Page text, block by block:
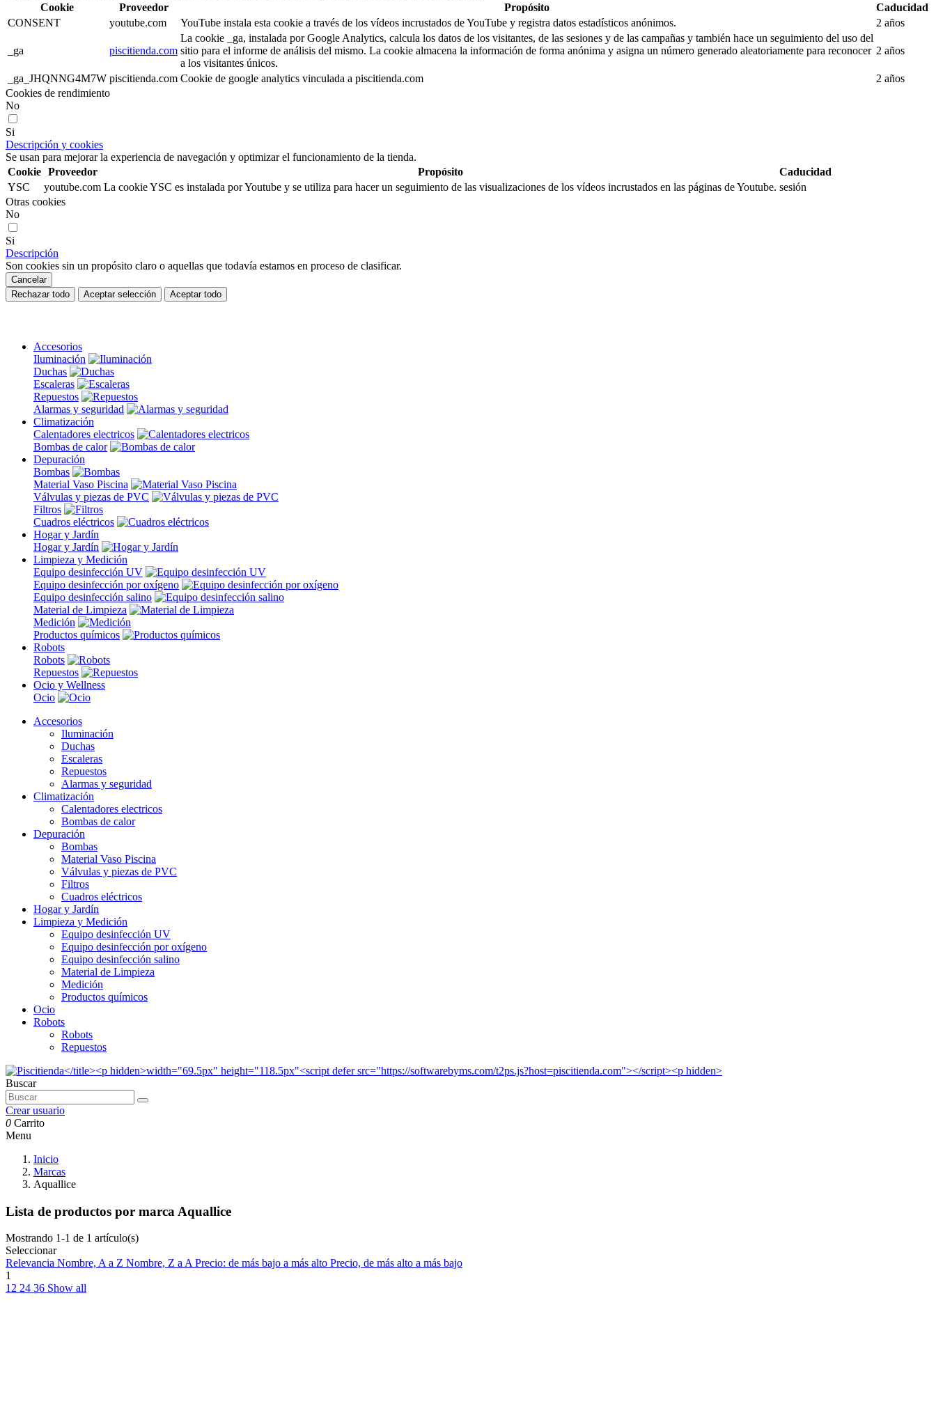
Cookie
Proveedor Propósito
Caducidad
CONSENT
youtube.com YouTube instala esta cookie a través de los vídeos incrustados de YouTube y registra datos estadísticos anónimos. 2 años
_ga piscitienda.com
La cookie _ga, instalada por Google Analytics, calcula los datos de los visitantes, de las sesiones y de las campañas y también hace un seguimiento del uso del
sitio para el informe de análisis del mismo. La cookie almacena la información de forma anónima y asigna un número generado aleatoriamente para reconocer
a los visitantes únicos.
2 años
_ga_JHQNNG4M7W piscitienda.com Cookie de google analytics vinculada a piscitienda.com
2 años
Cookies de rendimiento
No
Si
Descripción y cookies
Se usan para mejorar la experiencia de navegación y optimizar el funcionamiento de la tienda.
Cookie Proveedor Propósito
Caducidad
YSC
youtube.com La cookie YSC es instalada por Youtube y se utiliza para hacer un seguimiento de las visualizaciones de los vídeos incrustados en las páginas de Youtube. sesión
Otras cookies
No
Si
Descripción
Son cookies sin un propósito claro o aquellas que todavía estamos en proceso de clasificar.
Cancelar
Rechazar todo
Aceptar selección Aceptar todo
Accesorios
Iluminación
Duchas
Escaleras
Repuestos
Alarmas y seguridad
Climatización
Calentadores electricos
Bombas de calor
Depuración
Bombas
Material Vaso Piscina
Válvulas y piezas de PVC
Filtros
Cuadros eléctricos
Hogar y Jardín
Hogar y Jardín
Limpieza y Medición
Equipo desinfección UV
Equipo desinfección por oxígeno
Equipo desinfección salino
Material de Limpieza
Medición
Productos químicos
Robots
Robots
Repuestos
Ocio y Wellness
Ocio
Accesorios
Iluminación
Duchas
Escaleras
Repuestos
Alarmas y seguridad
Climatización
Calentadores electricos
Bombas de calor
Depuración
Bombas
Material Vaso Piscina
Válvulas y piezas de PVC
Filtros
Cuadros eléctricos
Hogar y Jardín
Limpieza y Medición
Equipo desinfección UV
Equipo desinfección por oxígeno
Equipo desinfección salino
Material de Limpieza
Medición
Productos químicos
Ocio
Robots
Robots
Repuestos
Buscar
Crear usuario
0 Carrito
Menu
Inicio
Marcas
Aquallice
Lista de productos por marca Aquallice
Mostrando 1-1 de 1 artículo(s)
Seleccionar
Relevancia Nombre, A a Z Nombre, Z a A Precio: de más bajo a más alto Precio, de más alto a más bajo
1
12 24 36 Show all